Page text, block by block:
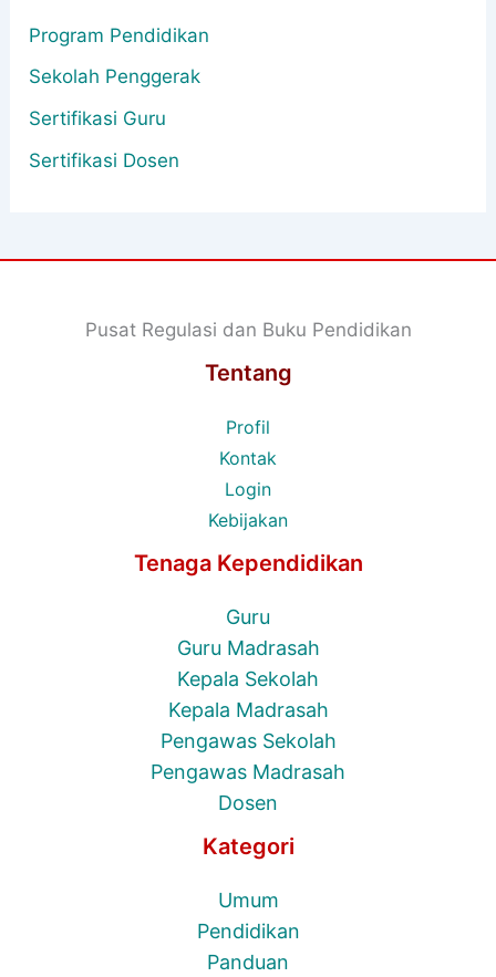
Program Pendidikan
Sekolah Penggerak
Sertifikasi Guru
Sertifikasi Dosen
Pusat Regulasi dan Buku Pendidikan
Tentang
Profil
Kontak
Login
Kebijakan
Tenaga Kependidikan
Guru
Guru Madrasah
Kepala Sekolah
Kepala Madrasah
Pengawas Sekolah
Pengawas Madrasah
Dosen
Kategori
Umum
Pendidikan
Panduan